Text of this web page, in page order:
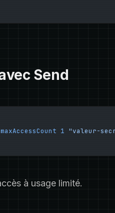
Send
1 "valeur-
à usage limité.